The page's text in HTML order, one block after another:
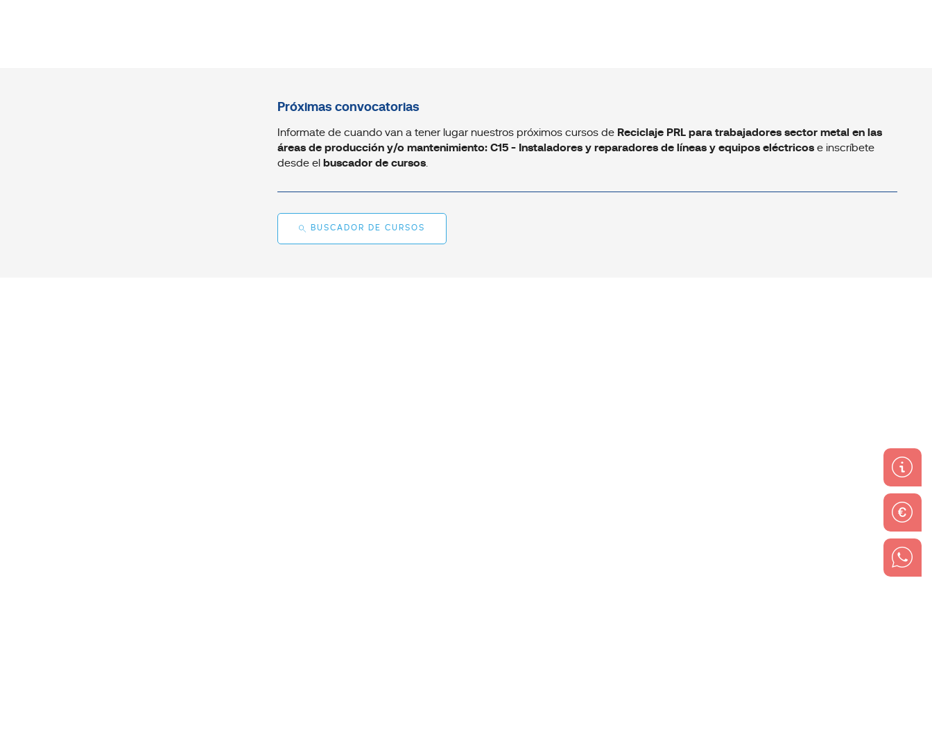
Próximas convocatorias
Informate de cuando van a tener lugar nuestros próximos cursos de Reciclaje PRL para trabajadores sector metal en las
áreas de producción y/o mantenimiento: C15 - Instaladores y reparadores de líneas y equipos eléctricos e inscríbete
desde el buscador de cursos.
BUSCADOR DE CURSOS